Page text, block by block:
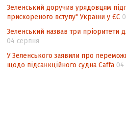
Зеленський доручив урядовцям
прискореного вступу" України у ЄС
Зеленський назвав три пріоритети
04 серпня
У Зеленського заявили про
щодо підсанкційного судна Caffa 04